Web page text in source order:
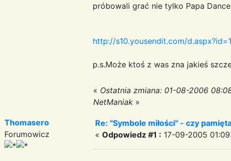
próbowali grać nie tylko Papa
http://s10.yousendit.com/
p.s.Może ktoś z was zna jakieś
« Ostatnia zmiana: 01-08-2006
NetManiak »
Thomasero
Forumowicz
Re: "Symbole miłości" - czy
« Odpowiedz #1 : 17-09-2005